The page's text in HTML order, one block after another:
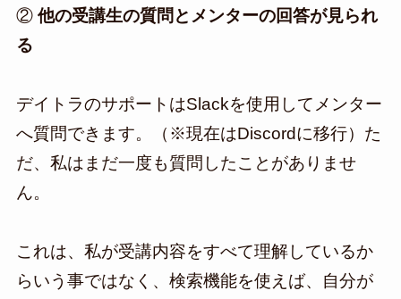
② 他の受講生の質問とメンターの回答が見られ
る
デイトラのサポートはSlackを使用してメンター
へ質問できます。（※現在はDiscordに移行）た
だ、私はまだ一度も質問したことがありませ
ん。
これは、私が受講内容をすべて理解しているか
らいう事ではなく、検索機能を使えば、自分が